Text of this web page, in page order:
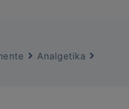
Analgetika